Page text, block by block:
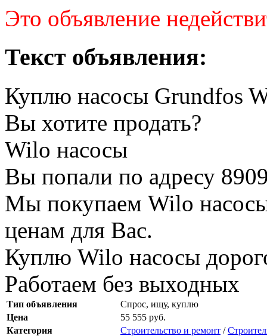
Это объявление
Текст объявления:
Куплю насосы Grundfos
Вы хотите продать?
Wilo насосы
Вы попали по адресу
Мы покупаем Wilo
ценам для Вас.
Куплю Wilo насосы
Работаем без выходных
Тип объявления
Спрос, ищу, куплю
Цена
55 555 руб.
Категория
Строительство и ремонт /